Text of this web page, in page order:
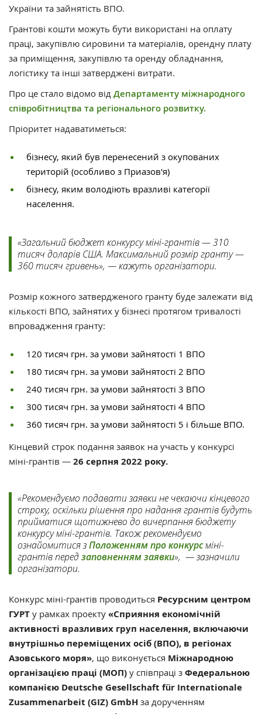
України та зайнятість ВПО.
Грантові кошти можуть бути використані на оплату
праці, закупівлю сировини та матеріалів, орендну плату
за приміщення, закупівлю та оренду обладнання,
логістику та інші затверджені витрати.
Про це стало відомо від Департаменту міжнародного
співробітництва та регіонального розвитку.
Пріоритет надаватиметься:
бізнесу, який був перенесений з окупованих
територій (особливо з Приазов'я)
бізнесу, яким володіють вразливі категорії
населення.
«Загальний бюджет конкурсу міні-грантів — 310
тисяч доларів США. Максимальний розмір гранту —
360 тисяч гривень», — кажуть організатори.
Розмір кожного затвердженого гранту буде залежати від
кількості ВПО, зайнятих у бізнесі протягом тривалості
впровадження гранту:
120 тисяч грн. за умови зайнятості 1 ВПО
180 тисяч грн. за умови зайнятості 2 ВПО
240 тисяч грн. за умови зайнятості 3 ВПО
300 тисяч грн. за умови зайнятості 4 ВПО
360 тисяч грн. за умови зайнятості 5 і більше ВПО.
Кінцевий строк подання заявок на участь у конкурсі
міні-грантів — 26 серпня 2022 року.
«Рекомендуємо подавати заявки не чекаючи кінцевого
строку, оскільки рішення про надання грантів будуть
прийматися щотижнево до вичерпання бюджету
конкурсу міні-грантів. Також рекомендуємо
ознайомитися зПоложенням про конкурсміні-
грантів перед заповненням заявки», — зазначили
організатори.
Конкурс міні-грантів проводиться Ресурсним центром
ГУРТ у рамках проекту «Сприяння економічній
активності вразливих груп населення, включаючи
внутрішньо переміщених осіб (ВПО), в регіонах
Азовського моря», що виконується Міжнародною
організацією праці (МОП) у співпраці з Федеральною
компанією Deutsche Gesellschaft für Internationale
Zusammenarbeit (GIZ) GmbH за дорученням